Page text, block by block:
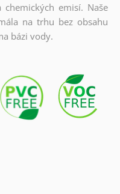
emisí. Naše
na trhu bez obsahu
bázi vody.